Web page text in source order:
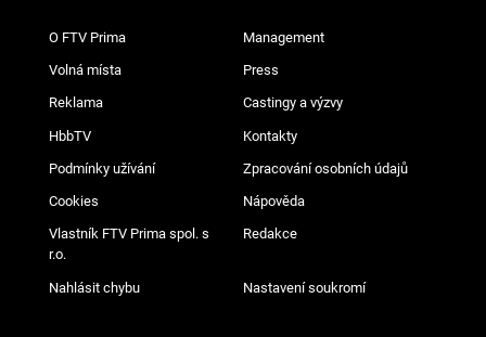
O FTV Prima Management
Volná místa Press
Reklama Castingy a výzvy
HbbTV Kontakty
Podmínky užívání Zpracování osobních údajů
Cookies Nápověda
Vlastník FTV Prima spol. s
r.o.
Redakce
Nahlásit chybu Nastavení soukromí